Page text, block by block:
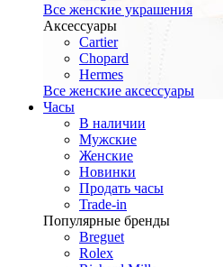
Все женские украшения
Аксессуары
Cartier
Chopard
Hermes
Все женские аксессуары
Часы
В наличии
Мужские
Женские
Новинки
Продать часы
Trade-in
Популярные бренды
Breguet
Rolex